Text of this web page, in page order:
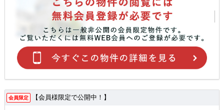
会員限定 【会員様限定で公開中！】